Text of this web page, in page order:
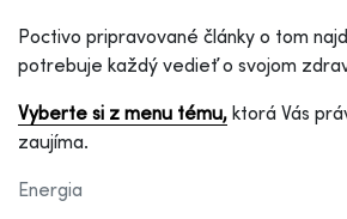
Poctivo pripravované články o tom
potrebuje každý vedieť o svojom
Vyberte si z menu tému, ktorá Vás
zaujíma.
Energia